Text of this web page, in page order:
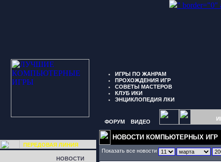
" border="0"
ИГРЫ ПО ЖАНРАМ
ПРОХОЖДЕНИЯ ИГР
СОВЕТЫ МАСТЕРОВ
КЛУБ ИКИ
ЭНЦИКЛОПЕДИЯ ЛКИ
ФОРУМ ВИДЕО
ПЕРЕДОВАЯ ЛИНИЯ
НОВОСТИ
НОВОСТИ КОМПЬЮТЕРНЫХ ИГР
Показать все новости